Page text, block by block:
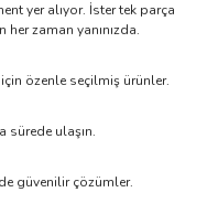
yer alıyor. İster tek parça
zaman yanınızda.
özenle seçilmiş ürünler.
sürede ulaşın.
güvenilir çözümler.